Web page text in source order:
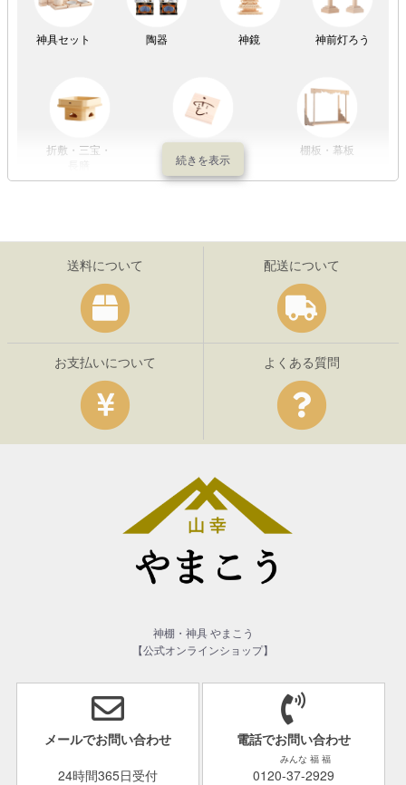
神具セット 陶器 神鏡 神前灯ろう
折敷・三宝・
棚板・幕板
送料について 配送について
お支払いについて よくある質問
神棚・神具 やまこう
【公式オンラインショップ】
メールでお問い合わせ
24時間365日受付
電話でお問い合わせ
みんな 福 福
0120-37-2929